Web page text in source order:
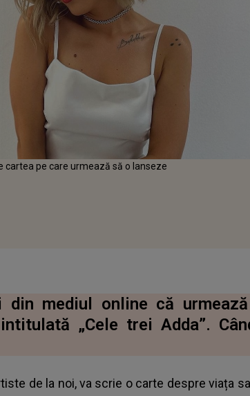
cartea pe care urmează să o lanseze
din mediul online că
„Cele trei Adda”.
de la noi, va scrie o carte despre viața